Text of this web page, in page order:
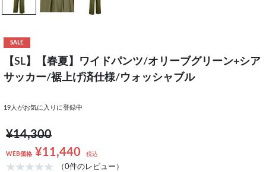
SALE
【SL】【春夏】ワイドパンツ/オリーブグリーン+シア
サッカー/裾上げ済仕様/ウォッシャブル
19 人がお気に入りに登録中
¥14,300
WEB価格 ¥11,440 税込
（0件のレビュー）